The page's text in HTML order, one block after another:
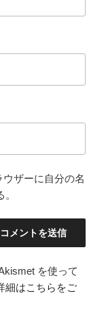
ザーに自分の名
を使って
細はこちらをご